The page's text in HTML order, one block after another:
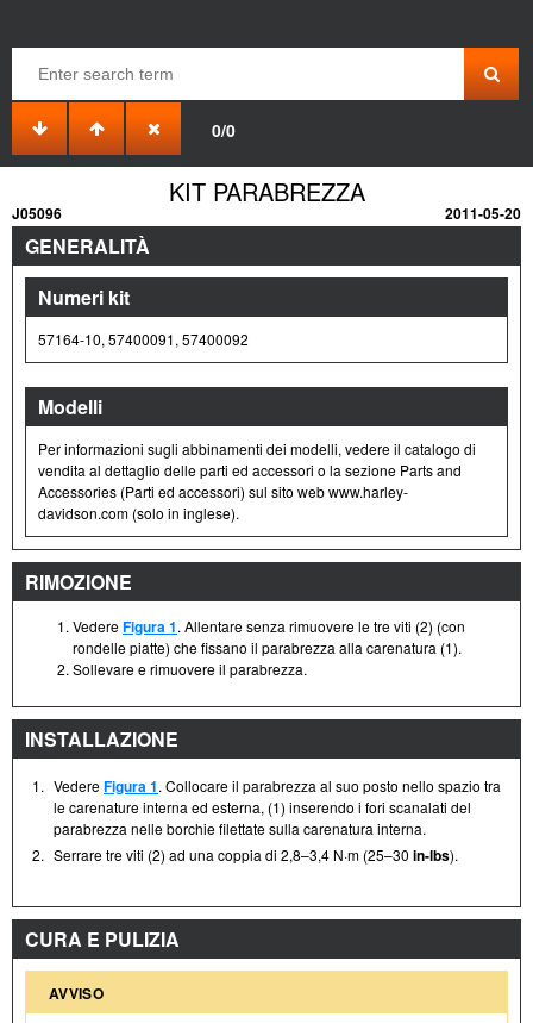
0/0
KIT PARABREZZA
J05096 2011-05-20
GENERALITÀ
Numeri kit
57164-10, 57400091, 57400092
Modelli
Per informazioni sugli abbinamenti dei modelli, vedere il catalogo di
vendita al dettaglio delle parti ed accessori o la sezione Parts and
Accessories (Parti ed accessori) sul sito web www.harley-
davidson.com (solo in inglese).
RIMOZIONE
VedereFigura 1. Allentare senza rimuovere le tre viti (2) (con
rondelle piatte) che fissano il parabrezza alla carenatura (1).
Sollevare e rimuovere il parabrezza.
INSTALLAZIONE
1. VedereFigura 1. Collocare il parabrezza al suo posto nello spazio tra
le carenature interna ed esterna, (1) inserendo i fori scanalati del
parabrezza nelle borchie filettate sulla carenatura interna.
2. Serrare tre viti (2) ad una coppia di 2,8–3,4 N·m (25–30 in-lbs).
CURA E PULIZIA
AVVISO